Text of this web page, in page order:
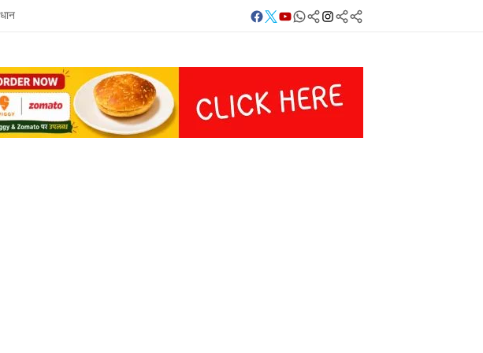
ने दी श्रद्धांजलि
स्वस्थ होने की कामना
Facebook
Twitter
Youtube
Whatsapp
बलिया
लाइव
FOLLOW/JOIN
करें
Instagram
Telegram